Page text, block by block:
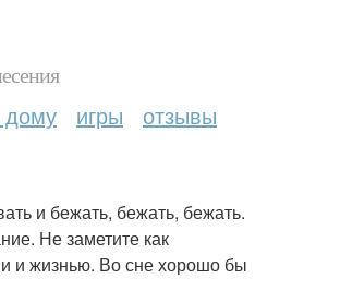
дому игры отзывы
и бежать, бежать, бежать.
Не заметите как
и жизнью. Во сне хорошо бы